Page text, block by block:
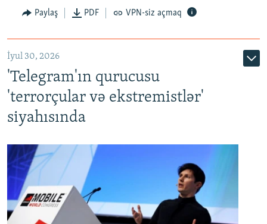
Paylaş PDF VPN-siz açmaq
İyul 30, 2026
'Telegram'ın qurucusu
'terrorçular və ekstremistlər'
siyahısında